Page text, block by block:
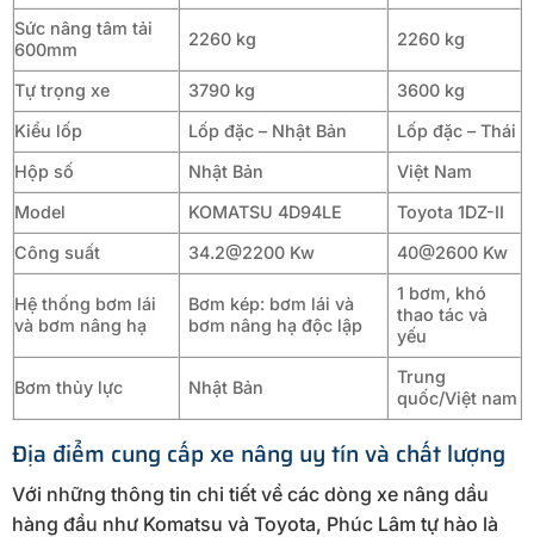
Sức nâng tâm tải
600mm
2260 kg 2260 kg
Tự trọng xe 3790 kg
3600 kg
Kiểu lốp
Lốp đặc – Nhật Bản
Lốp đặc – Thái
Hộp số
Nhật Bản
Việt Nam
Model
KOMATSU 4D94LE
Toyota 1DZ-II
Công suất
34.2@2200 Kw 40@2600 Kw
Hệ thống bơm lái
và bơm nâng hạ
Bơm kép: bơm lái và
bơm nâng hạ độc lập
1 bơm, khó
thao tác và
yếu
Bơm thủy lực Nhật Bản
Trung
quốc/Việt nam
Địa điểm cung cấp xe nâng uy tín và chất lượng
Với những thông tin chi tiết về các dòng xe nâng dầu
hàng đầu như Komatsu và Toyota, Phúc Lâm tự hào là